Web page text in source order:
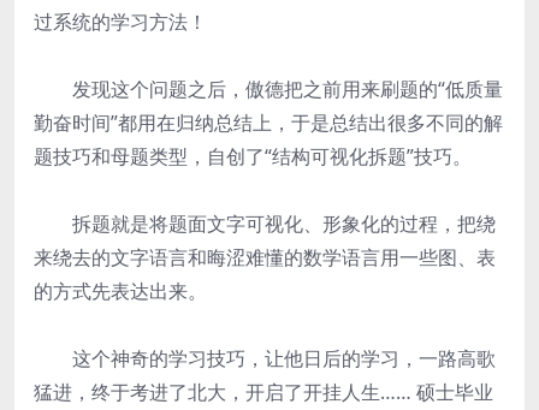
过系统的学习方法！
发现这个问题之后，傲德把之前用来刷题的“低质量
勤奋时间”都用在归纳总结上，于是总结出很多不同的解
题技巧和母题类型，自创了“结构可视化拆题”技巧。
拆题就是将题面文字可视化、形象化的过程，把绕
来绕去的文字语言和晦涩难懂的数学语言用一些图、表
的方式先表达出来。
这个神奇的学习技巧，让他日后的学习，一路高歌
猛进，终于考进了北大，开启了开挂人生…… 硕士毕业